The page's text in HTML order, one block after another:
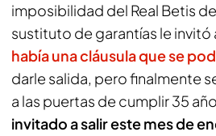
imposibilidad del Real Betis
sustituto de garantías le invitó
había una cláusula que se
darle salida, pero finalmente
a las puertas de cumplir 35
invitado a salir este mes de